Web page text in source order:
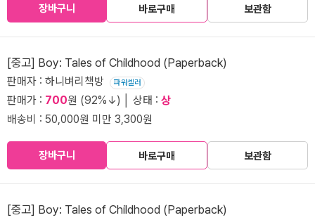
장바구니 바로구매 보관함
[중고] Boy: Tales of Childhood (Paperback)
판매자 : 하니벼리책방 파워셀러
판매가 : 700원 (92%↓) │ 상태 : 상
배송비 : 50,000원 미만 3,300원
장바구니 바로구매 보관함
[중고] Boy: Tales of Childhood (Paperback)